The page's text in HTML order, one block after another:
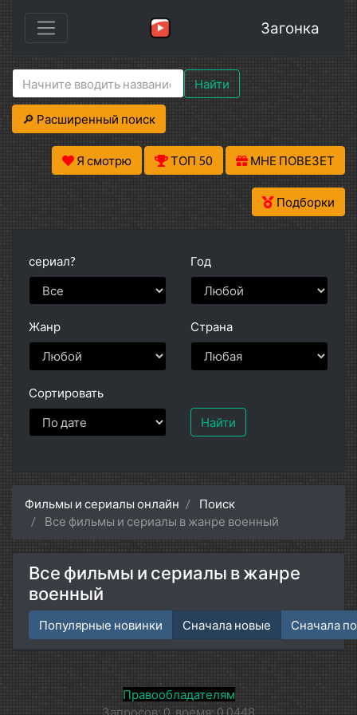
Загонка
Найти
🔎 Расширенный поиск
Я смотрю ТОП 50 МНЕ ПОВЕЗЕТ
Подборки
сериал? Год
Жанр Страна
Сортировать
Найти
Фильмы и сериалы онлайн
Поиск
Все фильмы и сериалы в жанре военный
Все фильмы и сериалы в жанре
военный
Популярные новинки Сначала новые Сначала
Правообладателям
Запросов: 0, время: 0.0448